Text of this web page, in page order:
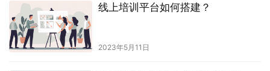
线上培训平台如何搭建？
2023年5月11日